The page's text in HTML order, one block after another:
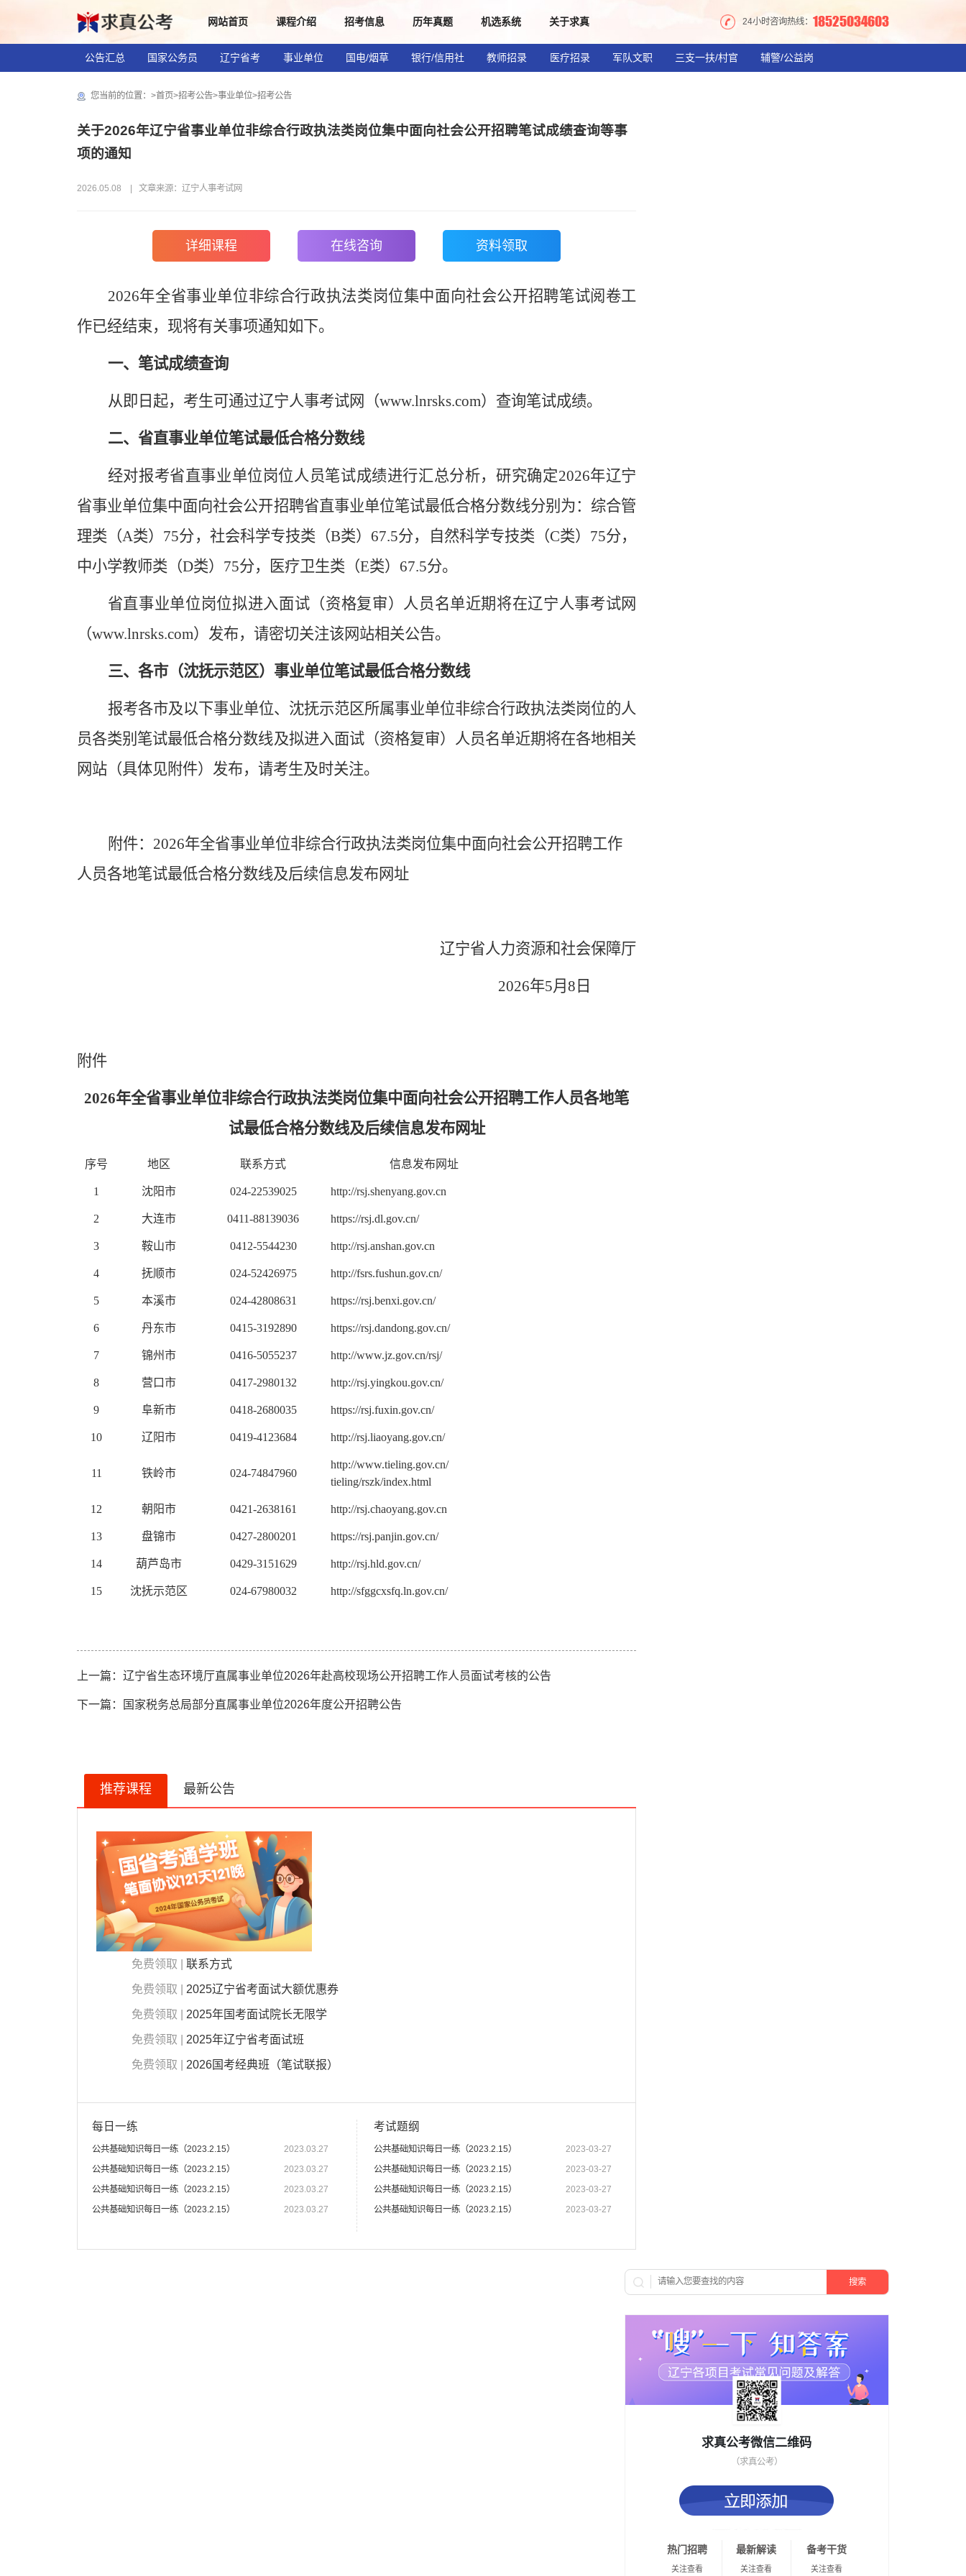
网站首页 课程介绍 招考信息 历年真题 机选系统 关于求真 24小时咨询热线： 18525034603
公告汇总 国家公务员 辽宁省考 事业单位 国电/烟草 银行/信用社 教师招录 医疗招录 军队文职 三支一扶/村官 辅警/公益岗
您当前的位置：>首页>招考公告>事业单位>招考公告
关于2026年辽宁省事业单位非综合行政执法类岗位集中面向社会公开招聘笔试成绩查询等事
项的通知
2026.05.08 | 文章来源：辽宁人事考试网
详细课程 在线咨询 资料领取
2026年全省事业单位非综合行政执法类岗位集中面向社会公开招聘笔试阅卷工
作已经结束，现将有关事项通知如下。
一、笔试成绩查询
从即日起，考生可通过辽宁人事考试网（www.lnrsks.com）查询笔试成绩。
二、省直事业单位笔试最低合格分数线
经对报考省直事业单位岗位人员笔试成绩进行汇总分析，研究确定2026年辽宁
省事业单位集中面向社会公开招聘省直事业单位笔试最低合格分数线分别为：综合管
理类（A类）75分，社会科学专技类（B类）67.5分，自然科学专技类（C类）75分，
中小学教师类（D类）75分，医疗卫生类（E类）67.5分。
省直事业单位岗位拟进入面试（资格复审）人员名单近期将在辽宁人事考试网
（www.lnrsks.com）发布，请密切关注该网站相关公告。
三、各市（沈抚示范区）事业单位笔试最低合格分数线
报考各市及以下事业单位、沈抚示范区所属事业单位非综合行政执法类岗位的人
员各类别笔试最低合格分数线及拟进入面试（资格复审）人员名单近期将在各地相关
网站（具体见附件）发布，请考生及时关注。
附件：2026年全省事业单位非综合行政执法类岗位集中面向社会公开招聘工作
人员各地笔试最低合格分数线及后续信息发布网址
辽宁省人力资源和社会保障厅
2026年5月8日
附件
2026年全省事业单位非综合行政执法类岗位集中面向社会公开招聘工作人员各地笔
试最低合格分数线及后续信息发布网址
序号 地区 联系方式 信息发布网址
1 沈阳市 024-22539025 http://rsj.shenyang.gov.cn
2 大连市 0411-88139036 https://rsj.dl.gov.cn/
3 鞍山市 0412-5544230 http://rsj.anshan.gov.cn
4 抚顺市 024-52426975 http://fsrs.fushun.gov.cn/
5 本溪市 024-42808631 https://rsj.benxi.gov.cn/
6 丹东市 0415-3192890 https://rsj.dandong.gov.cn/
7 锦州市 0416-5055237 http://www.jz.gov.cn/rsj/
8 营口市 0417-2980132 http://rsj.yingkou.gov.cn/
9 阜新市 0418-2680035 https://rsj.fuxin.gov.cn/
10 辽阳市 0419-4123684 http://rsj.liaoyang.gov.cn/
11 铁岭市 024-74847960
http://www.tieling.gov.cn/
tieling/rszk/index.html
12 朝阳市 0421-2638161 http://rsj.chaoyang.gov.cn
13 盘锦市 0427-2800201 https://rsj.panjin.gov.cn/
14 葫芦岛市 0429-3151629 http://rsj.hld.gov.cn/
15 沈抚示范区 024-67980032 http://sfggcxsfq.ln.gov.cn/
上一篇： 辽宁省生态环境厅直属事业单位2026年赴高校现场公开招聘工作人员面试考核的公告
下一篇： 国家税务总局部分直属事业单位2026年度公开招聘公告
推荐课程 最新公告
免费领取 | 联系方式
免费领取 | 2025辽宁省考面试大额优惠券
免费领取 | 2025年国考面试院长无限学
免费领取 | 2025年辽宁省考面试班
免费领取 | 2026国考经典班（笔试联报）
每日一练
公共基础知识每日一练（2023.2.15）
2023.03.27
公共基础知识每日一练（2023.2.15）
2023.03.27
公共基础知识每日一练（2023.2.15）
2023.03.27
公共基础知识每日一练（2023.2.15）
2023.03.27
考试题纲
公共基础知识每日一练（2023.2.15）
2023-03-27
公共基础知识每日一练（2023.2.15）
2023-03-27
公共基础知识每日一练（2023.2.15）
2023-03-27
公共基础知识每日一练（2023.2.15）
2023-03-27
搜索
求真公考微信二维码
（求真公考）
热门招聘
关注查看
最新解读
关注查看
备考干货
关注查看